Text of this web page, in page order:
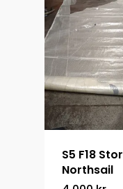
S5 F18 Stor
Northsail